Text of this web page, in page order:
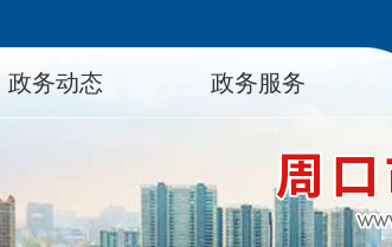
政务动态 政务服务